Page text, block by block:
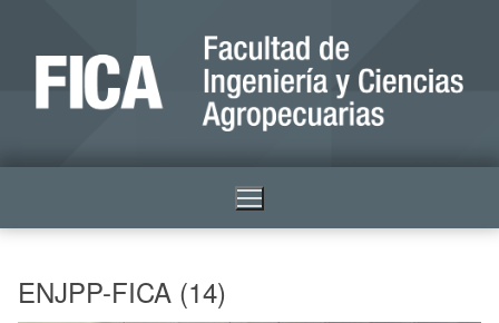
ENJPP-FICA (14)